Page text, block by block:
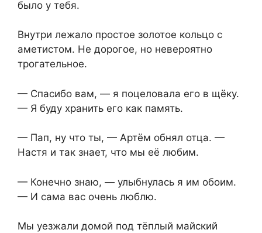
было у тебя.
Внутри лежало простое золотое кольцо с
аметистом. Не дорогое, но невероятно
трогательное.
— Спасибо вам, — я поцеловала его в щёку.
— Я буду хранить его как память.
— Пап, ну что ты, — Артём обнял отца. —
Настя и так знает, что мы её любим.
— Конечно знаю, — улыбнулась я им обоим.
— И сама вас очень люблю.
Мы уезжали домой под тёплый майский